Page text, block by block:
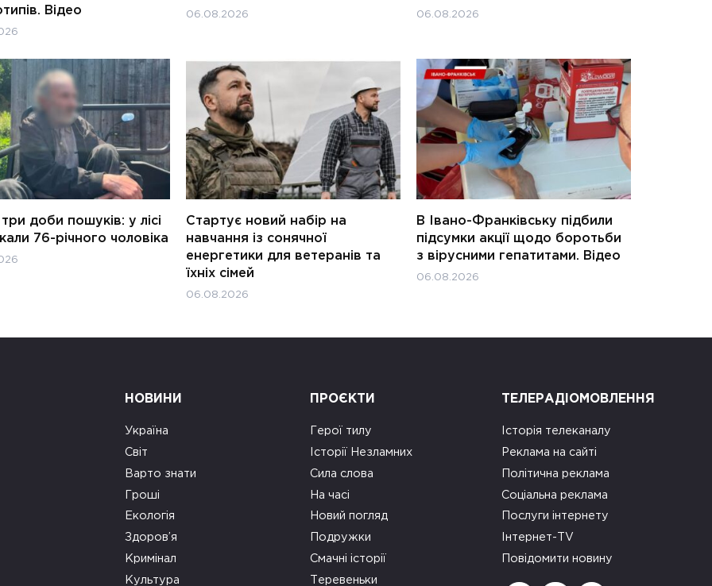
Відео
06.08.2026 06.08.2026
доби пошуків: у лісі
76-річного чоловіка
Стартує новий набір на
навчання із сонячної
енергетики для ветеранів та
їхніх сімей
06.08.2026
В Івано-Франківську підбили
підсумки акції щодо боротьби
з вірусними гепатитами. Відео
06.08.2026
НОВИНИ
Україна
Світ
Варто знати
Гроші
Екологія
Здоров’я
Кримінал
Культура
ПРОЄКТИ
Герої тилу
Історії Незламних
Сила слова
На часі
Новий погляд
Подружки
Смачні історії
Теревеньки
ТЕЛЕРАДІОМОВЛЕННЯ
Історія телеканалу
Реклама на сайті
Політична реклама
Соціальна реклама
Послуги інтернету
Інтернет-TV
Повідомити новину